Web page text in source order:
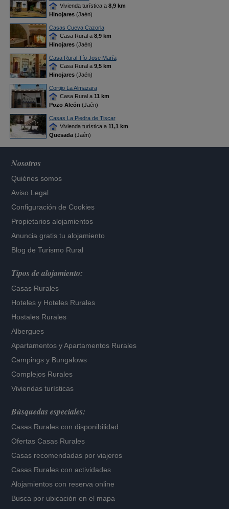
Vivienda turística a 8,9 km
Hinojares(Jaén)
Casas Cueva Cazorla
Casa Rural a 8,9 km
Hinojares(Jaén)
Casa Rural Tío Jose María
Casa Rural a 9,5 km
Hinojares(Jaén)
Cortijo La Almazara
Casa Rural a 11 km
Pozo Alcón (Jaén)
Casas La Piedra de Tiscar
Vivienda turística a 11,1 km
Quesada(Jaén)
Nosotros
Quiénes somos
Aviso Legal
Configuración de Cookies
Propietarios alojamientos
Anuncia gratis tu alojamiento
Blog de Turismo Rural
Tipos de alojamiento:
Casas Rurales
Hoteles y Hoteles Rurales
Hostales Rurales
Albergues
Apartamentos yApartamentos Rurales
Campings y Bungalows
Complejos Rurales
Viviendas turísticas
Búsquedas especiales:
Casas Rurales con disponibilidad
Ofertas Casas Rurales
Casas recomendadas por viajeros
Casas Rurales con actividades
Alojamientos con reserva online
Busca por ubicación en el mapa